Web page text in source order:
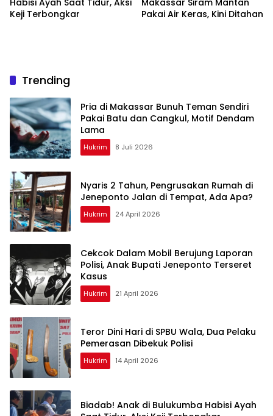
Habisi Ayah Saat Tidur, Aksi
Keji Terbongkar
Makassar Siram Mantan
Pakai Air Keras, Kini Ditahan
Trending
Pria di Makassar Bunuh Teman Sendiri
Pakai Batu dan Cangkul, Motif Dendam
Lama
Hukrim 8 Juli 2026
Nyaris 2 Tahun, Pengrusakan Rumah di
Jeneponto Jalan di Tempat, Ada Apa?
Hukrim 24 April 2026
Cekcok Dalam Mobil Berujung Laporan
Polisi, Anak Bupati Jeneponto Terseret
Kasus
Hukrim 21 April 2026
Teror Dini Hari di SPBU Wala, Dua Pelaku
Pemerasan Dibekuk Polisi
Hukrim 14 April 2026
Biadab! Anak di Bulukumba Habisi Ayah